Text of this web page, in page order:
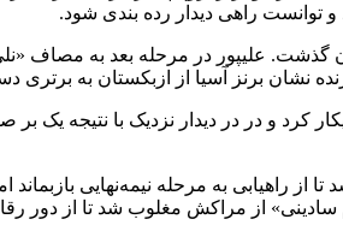
توانست راهی دیدار رده بندی شود.
پیکار کرد و در در دیدار نزدیک با
ین» دارنده ۳ مدال طلا آسیا رفت و با نتیجه ۳ بر صفر مغلوب شد تا از
از مراکش مغلوب شد تا از دور